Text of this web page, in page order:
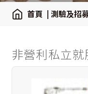
首頁 | 測驗及招
非營利私立